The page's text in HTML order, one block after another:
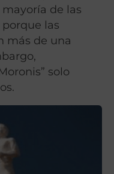
de las
las
más de una
solo